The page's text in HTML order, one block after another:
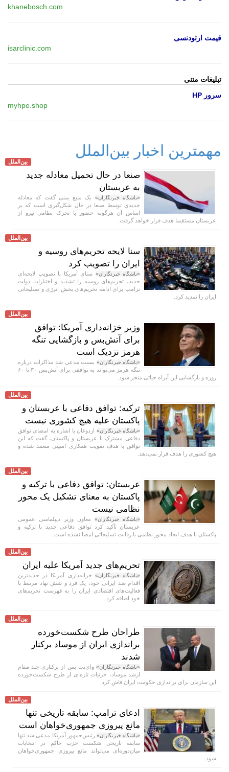
khanebosch.com
قیمت ارتودنسی
isarclinic.com
تبلیغات متنی
سرور HP
myhpe.shop
مهمترین اخبار بین‌الملل
بین‌الملل
صنعا در حال تحمیل معادله جدید
به عربستان
«باشگاه خبرنگاران» یک منبع یمنی گفت که معادله
جدیدی توسط صنعا در حال شکل‌گیری است که بر
اساس آن هرگونه حضور یا تحرک نظامی نیرو از
عربستان مستقیما هدف قرار خواهد گرفت.
بین‌الملل
سنا لایحه تحریم‌های روسیه و
ایران را تصویب کرد
«باشگاه خبرنگاران» سنای آمریکا با تصویب لایحه‌ای
جدید، تحریم‌های روسیه را تشدید و اختیارات دولت
ترامپ برای ادامه تحریم‌های بخش انرژی و تسلیحاتی
ایران را تمدید کرد.
بین‌الملل
وزیر خزانه‌داری آمریکا: توافق
برای آتش‌بس و بازگشایی تنگه
هرمز نزدیک است
«باشگاه خبرنگاران» بسنت مدعی شد مذاکرات درباره
تنگه هرمز می‌تواند به توافقی برای آتش‌بس ۳۰ تا ۶۰
روزه و بازگشایی این آبراه حیاتی منجر شود.
بین‌الملل
ترکیه: توافق دفاعی با عربستان و
پاکستان علیه هیچ کشوری نیست
«باشگاه خبرنگاران» اردوغان با اشاره به امضای توافق
دفاعی مشترک با عربستان و پاکستان، گفت که این
توافق با هدف تقویت همکاری امنیتی منعقد شده و
هیچ کشوری را هدف قرار نمی‌دهد.
بین‌الملل
عربستان: توافق دفاعی با ترکیه و
پاکستان به معنای تشکیل یک محور
نظامی نیست
«باشگاه خبرنگاران» معاون وزیر دیپلماسی عمومی
عربستان تأکید کرد توافق دفاعی جدید با ترکیه و
پاکستان با هدف ایجاد محور نظامی یا رقابت تسلیحاتی امضا نشده است.
بین‌الملل
تحریم‌های جدید آمریکا علیه ایران
«باشگاه خبرنگاران» خزانه‌داری آمریکا در جدیدترین
اقدام ضد ایرانی خود، یک فرد و شش نهاد مرتبط با
فعالیت‌های اقتصادی ایران را به فهرست تحریم‌های
خود اضافه کرد.
بین‌الملل
طراحان طرح شکست‌خورده
براندازی ایران از موساد برکنار
شدند
«باشگاه خبرنگاران» وای‌نت پس از برکناری چند مقام
ارشد موساد، جزئیات تازه‌ای از طرح شکست‌خورده
این سازمان برای براندازی حکومت ایران فاش کرد.
بین‌الملل
ادعای ترامپ: سابقه تاریخی تنها
مانع پیروزی جمهوری‌خواهان است
«باشگاه خبرنگاران» رئیس‌جمهور آمریکا مدعی شد تنها
سابقه تاریخی شکست حزب حاکم در انتخابات
میان‌دوره‌ای می‌تواند مانع پیروزی جمهوری‌خواهان
شود.